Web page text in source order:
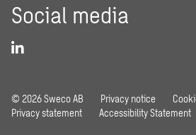
Social media
© 2026 Sweco AB Privacy notice
Privacy statement
Accessibility Statement